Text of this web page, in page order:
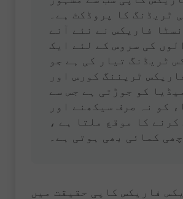
ٹریڈنگ کا پروڈکٹ ہے۔
فاریکس نے نئے آنے
کی سروس کے لئے ایک
ٹریڈنگ تیار کی ہے جو
ٹریننگ کورس اور
کو جوڑتی ہے جس سے
کو نہ صرف سیکھنے اور
کرنے کا موقع ملتا ہے ،
کمائی بھی ہوتی ہے۔
فاریکس کاپی حقیقت میں